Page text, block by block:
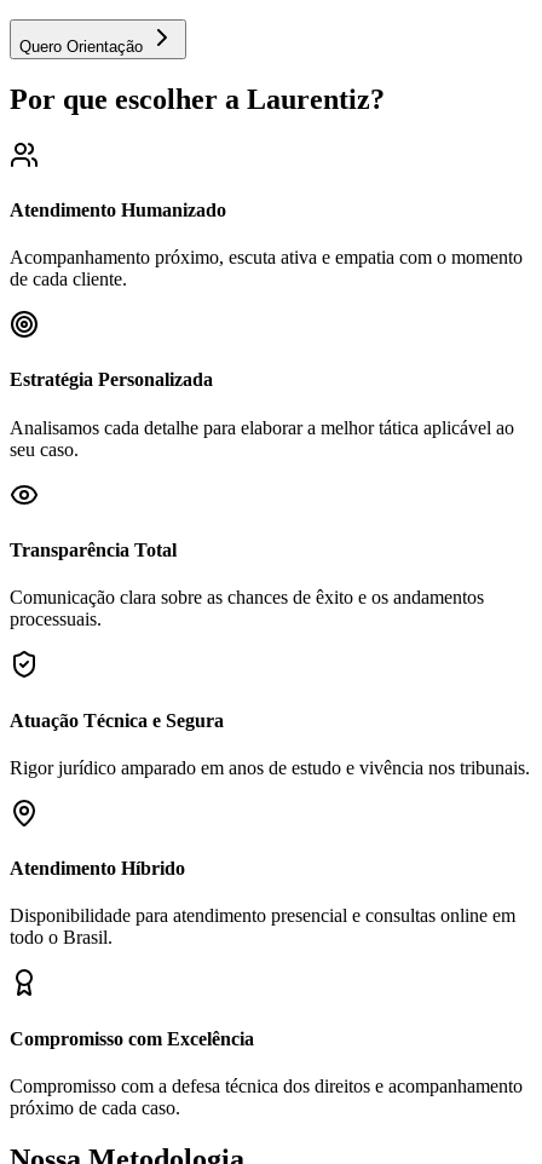
Quero Orientação
Por que escolher a Laurentiz?
Atendimento Humanizado
Acompanhamento próximo, escuta ativa e empatia com o momento
de cada cliente.
Estratégia Personalizada
Analisamos cada detalhe para elaborar a melhor tática aplicável ao
seu caso.
Transparência Total
Comunicação clara sobre as chances de êxito e os andamentos
processuais.
Atuação Técnica e Segura
Rigor jurídico amparado em anos de estudo e vivência nos tribunais.
Atendimento Híbrido
Disponibilidade para atendimento presencial e consultas online em
todo o Brasil.
Compromisso com Excelência
Compromisso com a defesa técnica dos direitos e acompanhamento
próximo de cada caso.